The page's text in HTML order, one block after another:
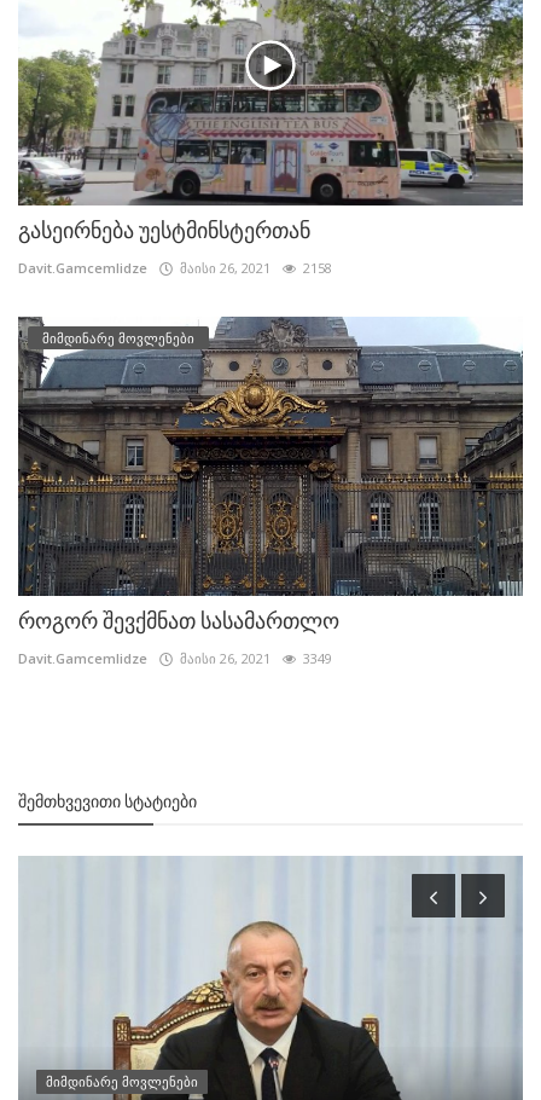
გასეირნება უესტმინსტერთან
Davit.Gamcemlidze მაისი 26, 2021 2158
მიმდინარე მოვლენები
როგორ შევქმნათ სასამართლო
Davit.Gamcemlidze მაისი 26, 2021 3349
ᲨᲔᲛᲗᲮᲕᲔᲕᲘᲗᲘ ᲡᲢᲐᲢᲘᲔᲑᲘ
მიმდინარე მოვლენები